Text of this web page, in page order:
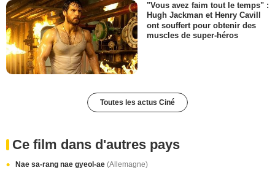
"Vous avez faim tout le temps" :
Hugh Jackman et Henry Cavill
ont souffert pour obtenir des
muscles de super-héros
Toutes les actus Ciné
Ce film dans d'autres pays
Nae sa-rang nae gyeol-ae (Allemagne)